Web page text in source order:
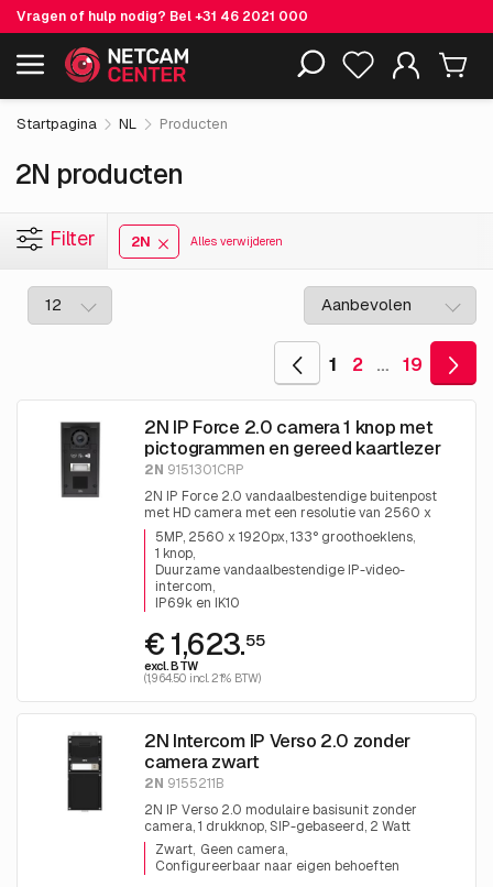
Vragen of hulp nodig? Bel+31 46 2021 000
Inclusief EOL-producten
Startpagina NL Producten
2N producten
Filter 2N Alles verwijderen
1 2 … 19
2N IP Force 2.0 camera 1 knop met
pictogrammen en gereed kaartlezer
2N 9151301CRP
2N IP Force 2.0 vandaalbestendige buitenpost
met HD camera met een resolutie van 2560 x
1920 en WDR met nachtzicht, 1 drukknop,
kaartlezer mogelijkheid (optioneel te bestellen), 10
Watt luidspreker, dubbele microfoon, PoE+/12 VDC.
5MP, 2560 x 1920px, 133° groothoeklens
1 knop
Duurzame vandaalbestendige IP-video-
intercom
IP69k en IK10
€ 1,623.55
excl. BTW
(1,964.50 incl. 21% BTW)
2N Intercom IP Verso 2.0 zonder
camera zwart
2N 9155211B
2N IP Verso 2.0 modulaire basisunit zonder
camera, 1 drukknop, SIP-gebaseerd, 2 Watt
luidspreker, zwarte behuizing, IP54/IK08, PoE/12
VDC.
Zwart Geen camera
Configureerbaar naar eigen behoeften